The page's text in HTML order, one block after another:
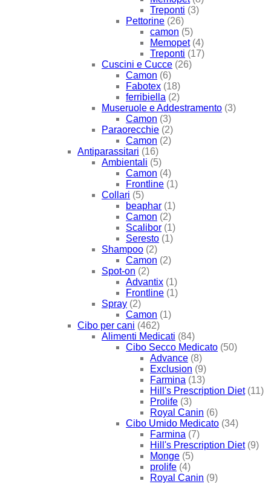
Treponti (3)
Pettorine (26)
camon (5)
Memopet (4)
Treponti (17)
Cuscini e Cucce (26)
Camon (6)
Fabotex (18)
ferribiella (2)
Museruole e Addestramento (3)
Camon (3)
Paraorecchie (2)
Camon (2)
Antiparassitari (16)
Ambientali (5)
Camon (4)
Frontline (1)
Collari (5)
beaphar (1)
Camon (2)
Scalibor (1)
Seresto (1)
Shampoo (2)
Camon (2)
Spot-on (2)
Advantix (1)
Frontline (1)
Spray (2)
Camon (1)
Cibo per cani (462)
Alimenti Medicati (84)
Cibo Secco Medicato (50)
Advance (8)
Exclusion (9)
Farmina (13)
Hill's Prescription Diet (11)
Prolife (3)
Royal Canin (6)
Cibo Umido Medicato (34)
Farmina (7)
Hill's Prescription Diet (9)
Monge (5)
prolife (4)
Royal Canin (9)